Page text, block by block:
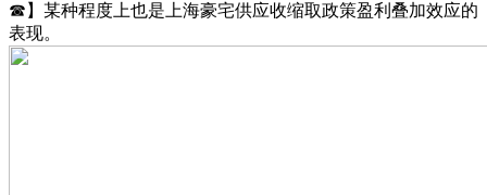
☎】某种程度上也是上海豪宅供应收缩取政策盈利叠加效应的
表现。